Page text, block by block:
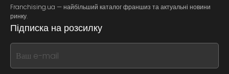
Franchising.ua — найбільший каталог франшиз та актуальні новини
ринку.
Підписка на розсилку
If
you